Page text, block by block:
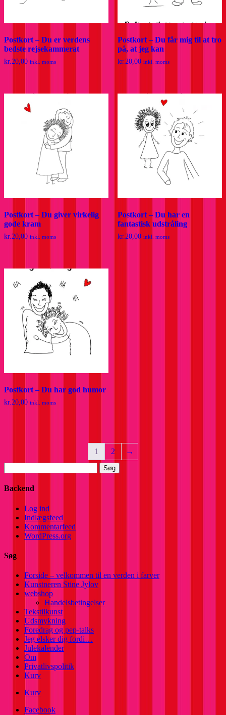
Postkort – Du er verdens
bedste rejsekammerat
kr.20,00 inkl. moms
Postkort – Du får mig til at tro
på, at jeg kan
kr.20,00 inkl. moms
Postkort – Du giver virkelig
gode kram
kr.20,00 inkl. moms
Postkort – Du har en
fantastisk udstråling
kr.20,00 inkl. moms
Postkort – Du har god humor
kr.20,00 inkl. moms
1 2
→
efter:
Backend
Log ind
Indlægsfeed
Kommentarfeed
WordPress.org
Søg
Forside – velkommen til en verden i farver
Kunstneren Stine Jylov
webshop
Handelsbetingelser
Tekstilkunst
Udsmykning
Foredrag og pep-talks
Jeg elsker dig fordi…
Julekalender
Om
Privatlivspolitik
Kurv
Kurv
Facebook